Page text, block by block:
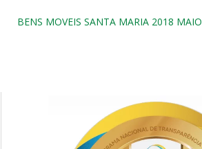
BENS MOVEIS SANTA MARIA 2018 MAIO